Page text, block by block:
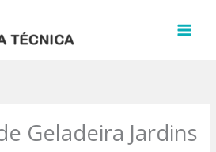
Geladeira Jardins